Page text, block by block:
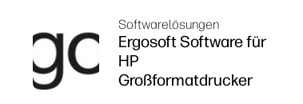
Softwarelösungen
Ergosoft Software für
HP
Großformatdrucker